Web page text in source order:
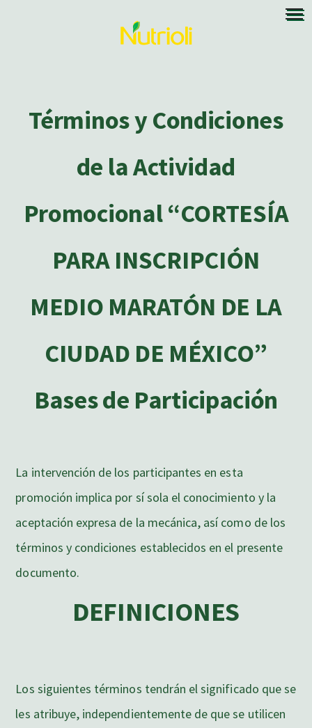
Términos y Condiciones
de la Actividad
Promocional “CORTESÍA
PARA INSCRIPCIÓN
MEDIO MARATÓN DE LA
CIUDAD DE MÉXICO”
Bases de Participación
La intervención de los participantes en esta
promoción implica por sí sola el conocimiento y la
aceptación expresa de la mecánica, así como de los
términos y condiciones establecidos en el presente
documento.
DEFINICIONES
Los siguientes términos tendrán el significado que se
les atribuye, independientemente de que se utilicen